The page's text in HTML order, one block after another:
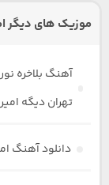
موزیک های دیگر
آهنگ بلاخره
تهران دیگه
دانلود آهنگ